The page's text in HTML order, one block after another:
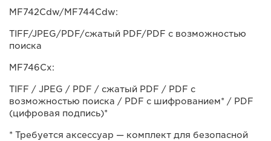
MF742Cdw/MF744Cdw:
TIFF/JPEG/PDF/сжатый PDF/PDF с возможностью
поиска
MF746Cx:
TIFF / JPEG / PDF / сжатый PDF / PDF с
возможностью поиска / PDF с шифрованием* / PDF
(цифровая подпись)*
* Требуется аксессуар — комплект для безопасной